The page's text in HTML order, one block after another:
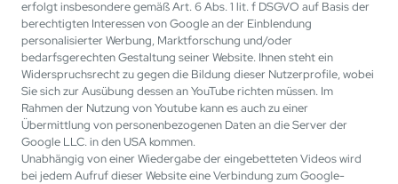
erfolgt insbesondere gemäß Art. 6 Abs. 1 lit. f DSGVO auf Basis der
berechtigten Interessen von Google an der Einblendung
personalisierter Werbung, Marktforschung und/oder
bedarfsgerechten Gestaltung seiner Website. Ihnen steht ein
Widerspruchsrecht zu gegen die Bildung dieser Nutzerprofile, wobei
Sie sich zur Ausübung dessen an YouTube richten müssen. Im
Rahmen der Nutzung von Youtube kann es auch zu einer
Übermittlung von personenbezogenen Daten an die Server der
Google LLC. in den USA kommen.
Unabhängig von einer Wiedergabe der eingebetteten Videos wird
bei jedem Aufruf dieser Website eine Verbindung zum Google-